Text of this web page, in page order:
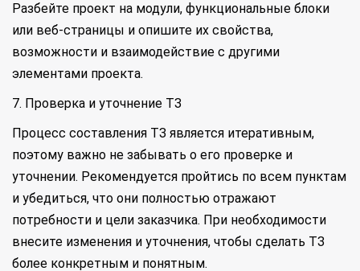
Разбейте проект на модули, функциональные блоки
или веб-страницы и опишите их свойства,
возможности и взаимодействие с другими
элементами проекта.
7. Проверка и уточнение ТЗ
Процесс составления ТЗ является итеративным,
поэтому важно не забывать о его проверке и
уточнении. Рекомендуется пройтись по всем пунктам
и убедиться, что они полностью отражают
потребности и цели заказчика. При необходимости
внесите изменения и уточнения, чтобы сделать ТЗ
более конкретным и понятным.